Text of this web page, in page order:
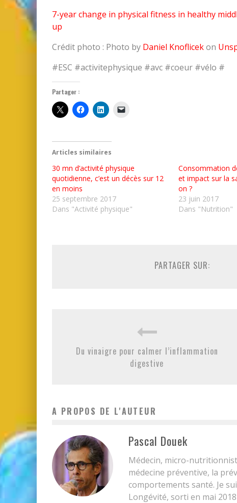
7-year change in physical fitness in healthy
up
Crédit photo : Photo by Daniel Knoflicekon
#ESC #activitephysique #avc #coeur #vélo #
Partager :
Articles similaires
30 mn d’activité physique
quotidienne, c’est un décès sur 12
en moins
25 septembre 2017
Dans "Activité physique"
Consommation
et impact sur la
on ?
23 juin 2017
Dans "Nutrition"
PARTAGER SUR:
Du vinaigre pour calmer l’inflammation
digestive
A PROPOS DE L'AUTEUR
Pascal Douek
Médecin, micro-
médecine préventive, la
comportements santé. Je
Longévité, sorti en mai